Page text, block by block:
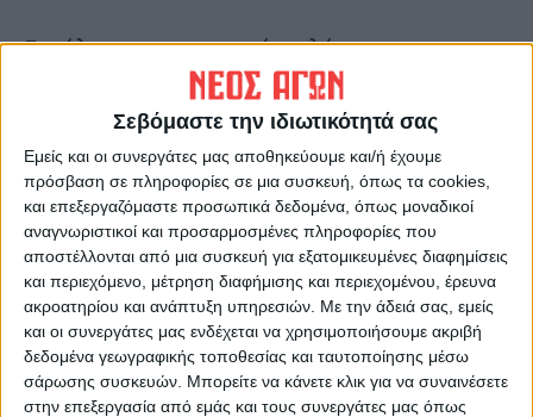
Σεβόμαστε την ιδιωτικότητά σας
Εμείς και οι συνεργάτες μας αποθηκεύουμε και/ή έχουμε
πρόσβαση σε πληροφορίες σε μια συσκευή, όπως τα cookies,
και επεξεργαζόμαστε προσωπικά δεδομένα, όπως μοναδικοί
αναγνωριστικοί και προσαρμοσμένες πληροφορίες που
αποστέλλονται από μια συσκευή για εξατομικευμένες διαφημίσεις
και περιεχόμενο, μέτρηση διαφήμισης και περιεχομένου, έρευνα
ακροατηρίου και ανάπτυξη υπηρεσιών. Με την άδειά σας, εμείς
και οι συνεργάτες μας ενδέχεται να χρησιμοποιήσουμε ακριβή
δεδομένα γεωγραφικής τοποθεσίας και ταυτοποίησης μέσω
σάρωσης συσκευών. Μπορείτε να κάνετε κλικ για να συναινέσετε
στην επεξεργασία από εμάς και τους συνεργάτες μας όπως
Για όλους τους παραπάνω λόγους
παρακαλούνται οι καταναλωτές ναείναι
ιδιαίτερα προσεκτικοίστις αγορές τους και
ναπροτιμούν μόνο τα εγκεκριμένα σημεία
λιανικής πώλησης κρέατος προκειμένουνα
είναι σίγουροι για τηνυγιεινή και την
ασφάλειατων κρεάτων που αγοράζουν.
Ο καταναλωτής θα πρέπει πάντα να
αναζητεί στοσφάγιο, πριν αγοράσει,
τησφραγίδα καταλληλότηταςσχήματος
ωοειδούς, στο κέντρο της οποίας